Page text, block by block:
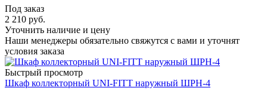
Под заказ
2 210 руб.
Уточнить наличие и цену
Наши менеджеры обязательно свяжутся с вами и уточнят
условия заказа
Быстрый просмотр
Шкаф коллекторный UNI-FITT наружный ШРН-4